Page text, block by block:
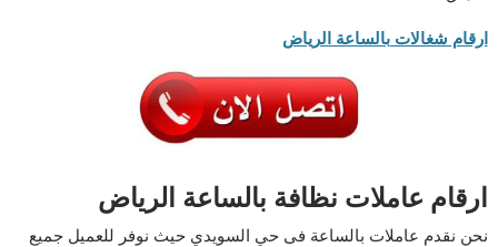
ارقام شغالات بالساعة الرياض
ارقام عاملات نظافة بالساعة الرياض
نحن نقدم عاملات بالساعة فى حي السويدي حيث نوفر للعميل جميع